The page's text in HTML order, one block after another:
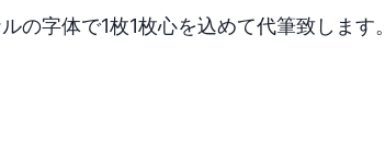
の字体で1枚1枚心を込めて代筆致します。